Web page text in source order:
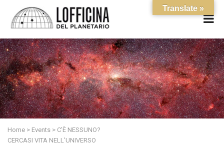
Home > Events > C’È NESSUNO?
CERCASI VITA NELL’UNIVERSO
Translate »